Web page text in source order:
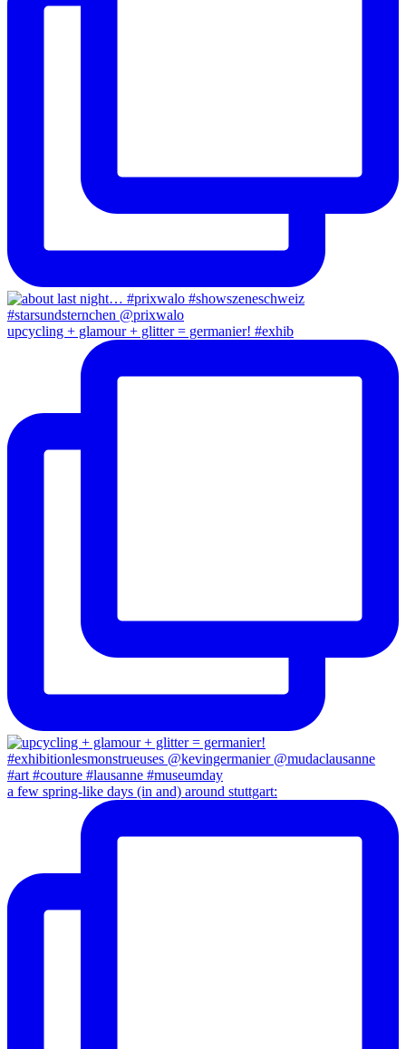
upcycling + glamour + glitter = germanier! #exhib
a few spring-like days (in and) around stuttgart: